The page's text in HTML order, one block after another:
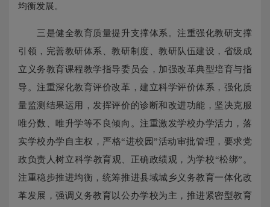
均衡发展。
三是健全教育质量提升支撑体系。注重强化教研支撑
引领，完善教研体系、教研制度、教研队伍建设，省级成
立义务教育课程教学指导委员会，加强改革典型培育与指
导。注重深化教育评价改革，建立科学评价体系，强化质
量监测结果运用，发挥评价的诊断和改进功能，坚决克服
唯分数、唯升学等不良倾向。注重激发学校办学活力，落
实学校办学自主权，严格“进校园”活动审批管理，要求党
政负责人树立科学教育观、正确政绩观，为学校“松绑”。
注重稳步推进均衡，统筹推进县域城乡义务教育一体化改
革发展，强调义务教育以公办学校为主，推进紧密型教育